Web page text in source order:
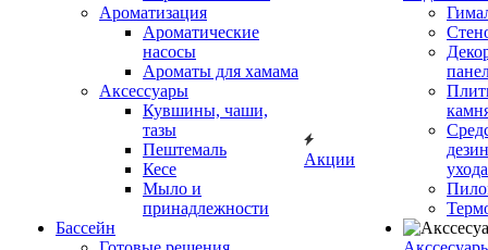
Ароматизация
Ароматические
насосы
Ароматы для хамама
Аксессуары
Кувшины, чаши,
тазы
Пештемаль
Кесе
Мыло и
принадлежности
Бассейн
Акции
ухода